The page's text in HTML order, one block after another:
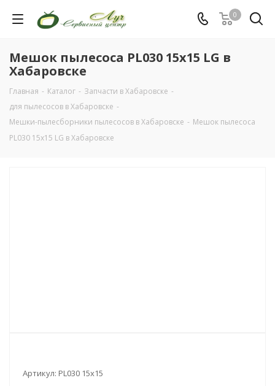
0
Мешок пылесоса PL030 15х15 LG в
Хабаровске
Главная - Каталог - Запчасти в Хабаровске -
для пылесосов в Хабаровске -
Мешки-пылесборники пылесосов в Хабаровске - Мешок пылесоса
PL030 15х15 LG в Хабаровске
Артикул: PL030 15х15